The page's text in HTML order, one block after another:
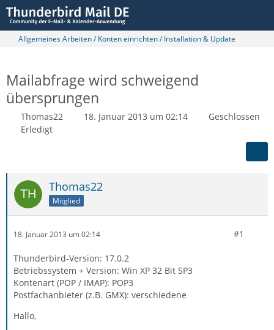
Allgemeines Arbeiten / Konten einrichten / Installation & Update
Mailabfrage wird schweigend
übersprungen
Thomas22 18. Januar 2013 um 02:14
Geschlossen
Erledigt
Thomas22
Mitglied
18. Januar 2013 um 02:14 #1
Thunderbird-Version: 17.0.2
Betriebssystem + Version: Win XP 32 Bit SP3
Kontenart (POP / IMAP): POP3
Postfachanbieter (z.B. GMX): verschiedene
Hallo,